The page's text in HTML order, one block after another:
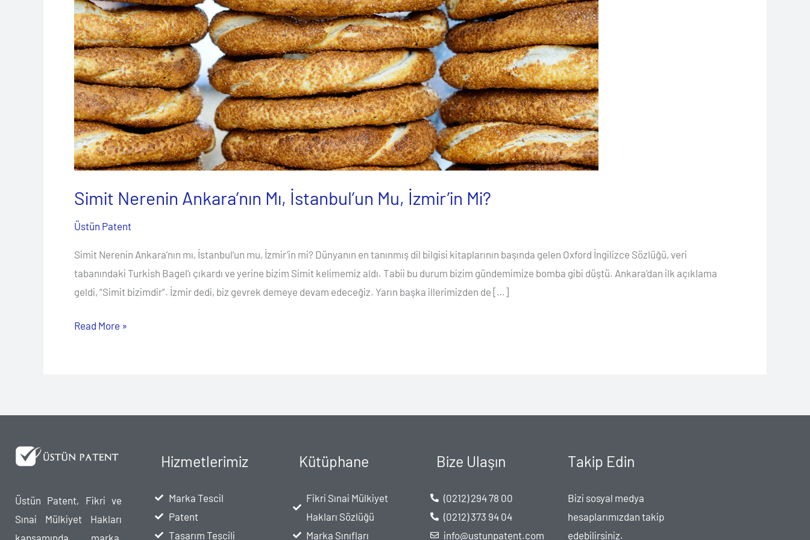
Simit Nerenin Ankara’nın Mı, İstanbul’un Mu, İzmir’in Mi?
Üstün Patent
Simit Nerenin Ankara’nın mı, İstanbul’un mu, İzmir’in mi? Dünyanın en tanınmış dil bilgisi kitaplarının başında gelen Oxford İngilizce Sözlüğü, veri
tabanındaki Turkish Bagel’ı çıkardı ve yerine bizim Simit kelimemiz aldı. Tabii bu durum bizim gündemimize bomba gibi düştü. Ankara’dan ilk açıklama
geldi, “Simit bizimdir”. İzmir dedi, biz gevrek demeye devam edeceğiz. Yarın başka illerimizden de […]
Ankara’nın
Mı,
İstanbul’un
Mu,
İzmir’in
Mi?
Read More »
Üstün Patent, Fikri ve
Sınai Mülkiyet Hakları
Hizmetlerimiz
Marka Tescil
Patent
Tasarım Tescili
Kütüphane
Fikri Sınai Mülkiyet
Hakları Sözlüğü
Marka Sınıfları
Bize Ulaşın
(0212) 294 78 00
(0212) 373 94 04
info@ustunpatent.com
Takip Edin
Bizi sosyal medya
hesaplarımızdan takip
edebilirsiniz.